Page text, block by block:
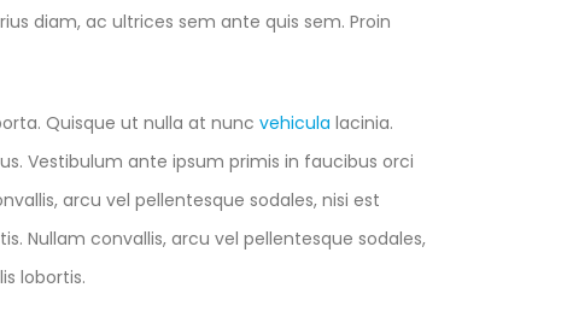
diam, ac ultrices sem ante quis sem. Proin
Quisque ut nulla at nunc vehicula lacinia.
Vestibulum ante ipsum primis in faucibus orci
arcu vel pellentesque sodales, nisi est
Nullam convallis, arcu vel pellentesque sodales,
lobortis.